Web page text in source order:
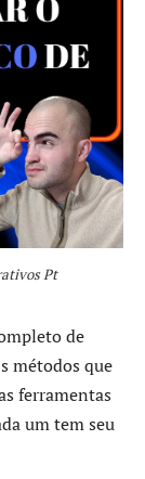
Pt
de
métodos que
ferramentas
um tem seu